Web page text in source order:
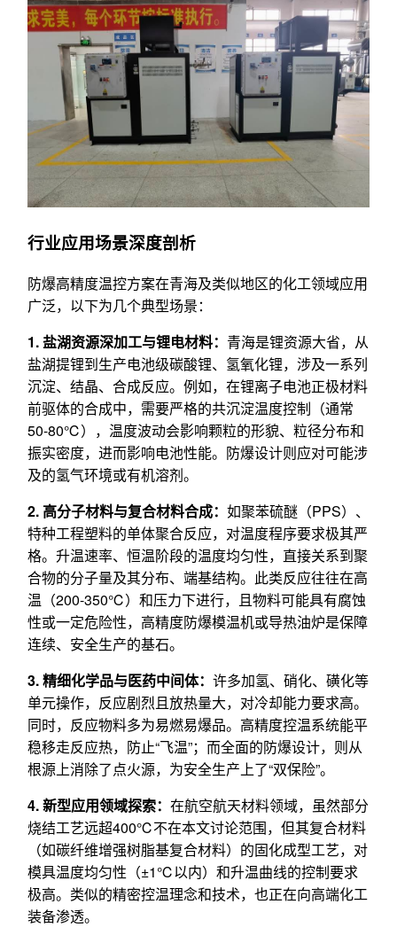
行业应用场景深度剖析
防爆高精度温控方案在青海及类似地区的化工领域应用
广泛，以下为几个典型场景：
1. 盐湖资源深加工与锂电材料： 青海是锂资源大省，从
盐湖提锂到生产电池级碳酸锂、氢氧化锂，涉及一系列
沉淀、结晶、合成反应。例如，在锂离子电池正极材料
前驱体的合成中，需要严格的共沉淀温度控制（通常
50-80℃），温度波动会影响颗粒的形貌、粒径分布和
振实密度，进而影响电池性能。防爆设计则应对可能涉
及的氢气环境或有机溶剂。
2. 高分子材料与复合材料合成： 如聚苯硫醚（PPS）、
特种工程塑料的单体聚合反应，对温度程序要求极其严
格。升温速率、恒温阶段的温度均匀性，直接关系到聚
合物的分子量及其分布、端基结构。此类反应往往在高
温（200-350℃）和压力下进行，且物料可能具有腐蚀
性或一定危险性，高精度防爆模温机或导热油炉是保障
连续、安全生产的基石。
3. 精细化学品与医药中间体： 许多加氢、硝化、磺化等
单元操作，反应剧烈且放热量大，对冷却能力要求高。
同时，反应物料多为易燃易爆品。高精度控温系统能平
稳移走反应热，防止“飞温”；而全面的防爆设计，则从
根源上消除了点火源，为安全生产上了“双保险”。
4. 新型应用领域探索： 在航空航天材料领域，虽然部分
烧结工艺远超400℃不在本文讨论范围，但其复合材料
（如碳纤维增强树脂基复合材料）的固化成型工艺，对
模具温度均匀性（±1℃以内）和升温曲线的控制要求
极高。类似的精密控温理念和技术，也正在向高端化工
装备渗透。